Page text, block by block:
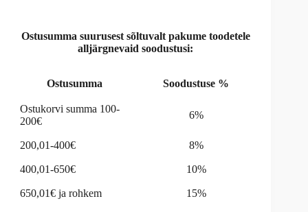
Ostusumma suurusest sõltuvalt pakume toodetele
alljärgnevaid soodustusi:
Ostusumma Soodustuse %
Ostukorvi summa 100-
200€
6%
200,01-400€ 8%
400,01-650€ 10%
650,01€ ja rohkem 15%